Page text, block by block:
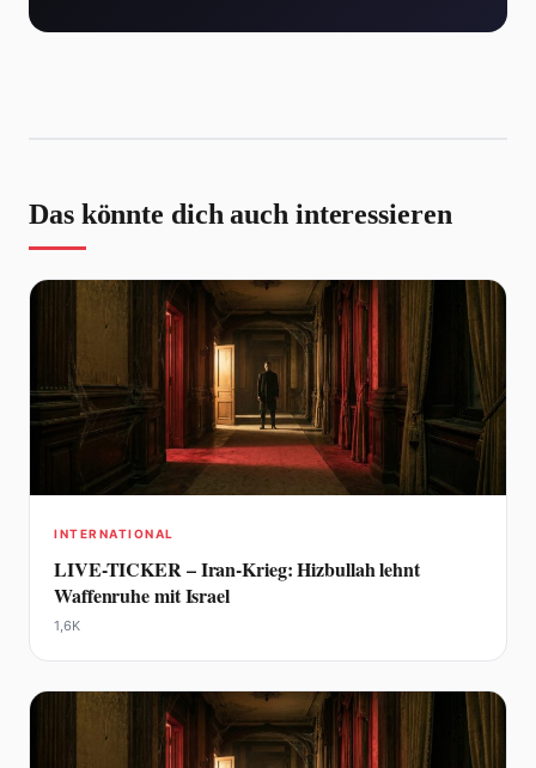
Das könnte dich auch interessieren
INTERNATIONAL
LIVE-TICKER – Iran-Krieg: Hizbullah lehnt
Waffenruhe mit Israel
1,6K